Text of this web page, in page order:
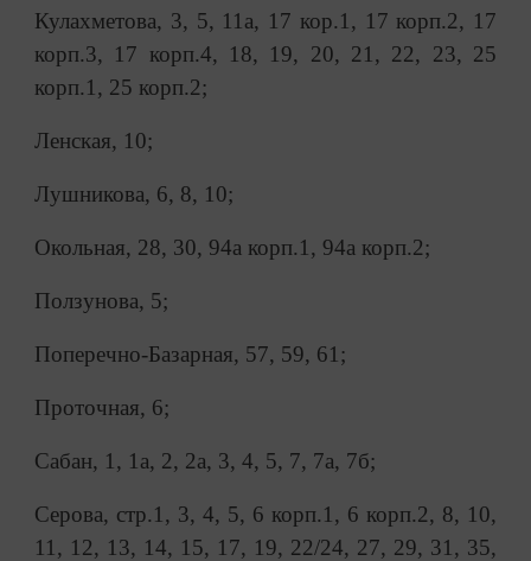
Кулахметова, 3, 5, 11а, 17 кор.1, 17 корп.2, 17
корп.3, 17 корп.4, 18, 19, 20, 21, 22, 23, 25
корп.1, 25 корп.2;
Ленская, 10;
Лушникова, 6, 8, 10;
Окольная, 28, 30, 94а корп.1, 94а корп.2;
Ползунова, 5;
Поперечно-Базарная, 57, 59, 61;
Проточная, 6;
Сабан, 1, 1а, 2, 2а, 3, 4, 5, 7, 7а, 7б;
Серова, стр.1, 3, 4, 5, 6 корп.1, 6 корп.2, 8, 10,
11, 12, 13, 14, 15, 17, 19, 22/24, 27, 29, 31, 35,